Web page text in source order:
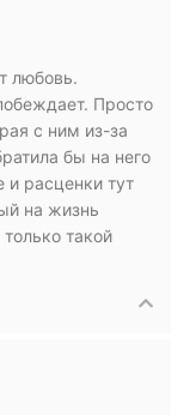
любовь.
Просто
с ним из-за
бы на него
и расценки тут
на жизнь
такой